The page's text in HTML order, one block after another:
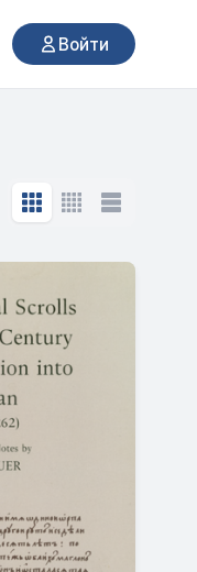
Войти